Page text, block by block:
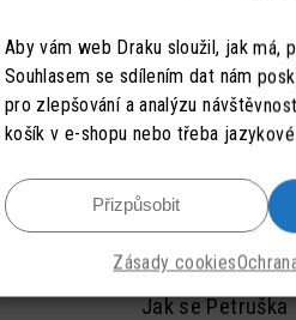
Aby vám web Draku sloužil, jak má,
Souhlasem se sdílením dat nám
pro zlepšování a analýzu
košík v e-shopu nebo třeba
Přizpůsobit
Zásady cookies
Jak se Petruška
O bílé lani (2016)
O pejskovi a kočičce (2007)
Pinokio (1992)
David Ledvinka
Dominik Linka
Pavla Lustyková